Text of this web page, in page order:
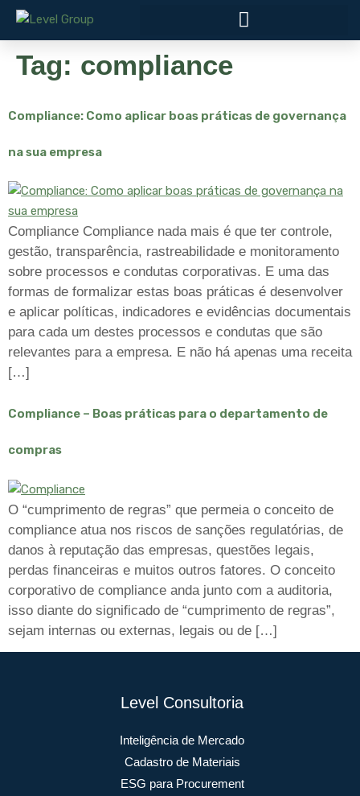
Tag: compliance
Compliance: Como aplicar boas práticas de governança
na sua empresa
Compliance Compliance nada mais é que ter controle,
gestão, transparência, rastreabilidade e monitoramento
sobre processos e condutas corporativas. E uma das
formas de formalizar estas boas práticas é desenvolver
e aplicar políticas, indicadores e evidências documentais
para cada um destes processos e condutas que são
relevantes para a empresa. E não há apenas uma receita
[…]
Compliance – Boas práticas para o departamento de
compras
O “cumprimento de regras” que permeia o conceito de
compliance atua nos riscos de sanções regulatórias, de
danos à reputação das empresas, questões legais,
perdas financeiras e muitos outros fatores. O conceito
corporativo de compliance anda junto com a auditoria,
isso diante do significado de “cumprimento de regras”,
sejam internas ou externas, legais ou de […]
Level Consultoria
Inteligência de Mercado
Cadastro de Materiais
ESG para Procurement